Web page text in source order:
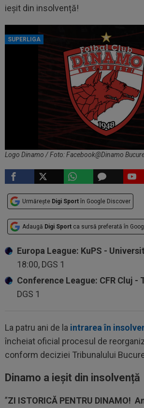
ieșit din insolvență!
SUPERLIGA
Logo Dinamo / Foto: Facebook@Dinamo
Urmărește Digi Sport în Google Discover
Adaugă Digi Sport ca sursă preferată în
Europa League: KuPS -
18:00, DGS 1
Conference League: CFR Cluj -
DGS 1
La patru ani de la intrarea în
încheiat oficial procesul de
conform deciziei Tribunalului
Dinamo a ieșit din insolvență
”ZI ISTORICĂ PENTRU DINAMO!